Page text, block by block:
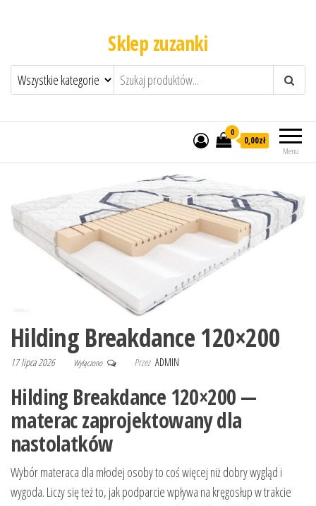
Sklep zuzanki
Menu
0
0,00zł
Hilding Breakdance 120×200
17 lipca 2026 Wyłączono Przez ADMIN
Hilding Breakdance 120×200 —
materac zaprojektowany dla
nastolatków
Wybór materaca dla młodej osoby to coś więcej niż dobry wygląd i
wygoda. Liczy się też to, jak podparcie wpływa na kręgosłup w trakcie